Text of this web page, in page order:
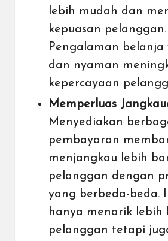
lebih mudah dan
kepuasan pelanggan.
Pengalaman belanja
dan nyaman
kepercayaan
Memperluas
Menyediakan
pembayaran
menjangkau lebih
pelanggan dengan
yang berbeda-beda.
hanya menarik lebih
pelanggan tetapi